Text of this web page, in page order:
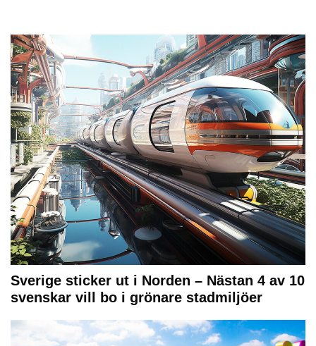
Sverige sticker ut i Norden – Nästan 4 av 10
svenskar vill bo i grönare stadmiljöer